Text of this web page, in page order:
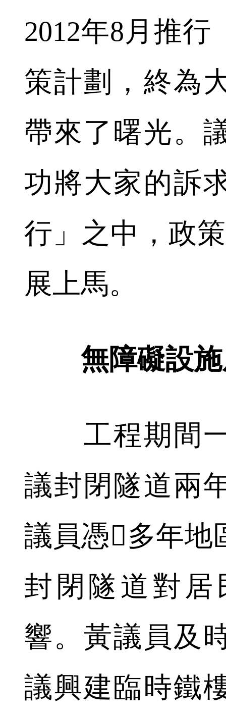
2012年8月推
策計劃，終為
帶來了曙光。
功將大家的訴
行」之中，政
展上馬。
無障礙設施
工程期間一
議封閉隧道兩
議員憑多年地
封閉隧道對
響。黃議員及
議興建臨時鐵